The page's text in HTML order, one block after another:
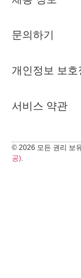
문의하기
개인정보 보호
서비스 약관
© 2026 모든 권리 보
공).